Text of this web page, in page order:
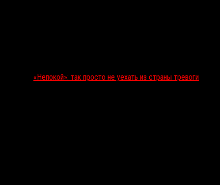
«Непокой»: так просто не уехать из страны тревоги